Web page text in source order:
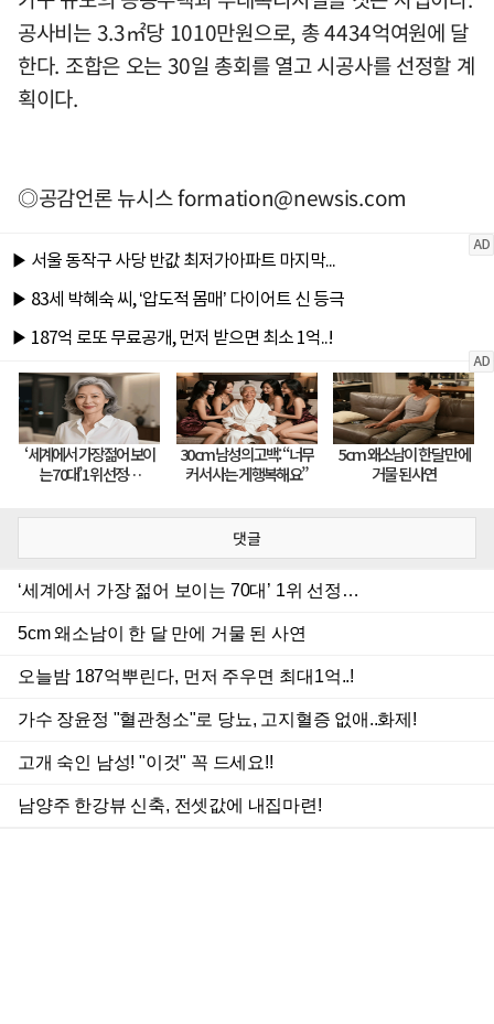
공사비는 3.3㎡당 1010만원으로, 총 4434억여원에 달
한다. 조합은 오는 30일 총회를 열고 시공사를 선정할 계
획이다.
◎공감언론 뉴시스formation@newsis.com
댓글